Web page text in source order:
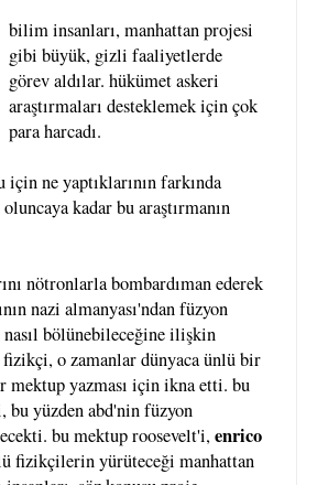
bilim insanları, manhattan projesi
gibi büyük, gizli faaliyetlerde
görev aldılar. hükümet askeri
araştırmaları desteklemek için çok
para harcadı.
ne yaptıklarının farkında
kadar bu araştırmanın
nötronlarla bombardıman ederek
nazi almanyası'ndan füzyon
bölünebileceğine ilişkin
o zamanlar dünyaca ünlü bir
mektup yazması için ikna etti. bu
yüzden abd'nin füzyon
bu mektup roosevelt'i,enrico
fizikçilerin yürüteceği manhattan